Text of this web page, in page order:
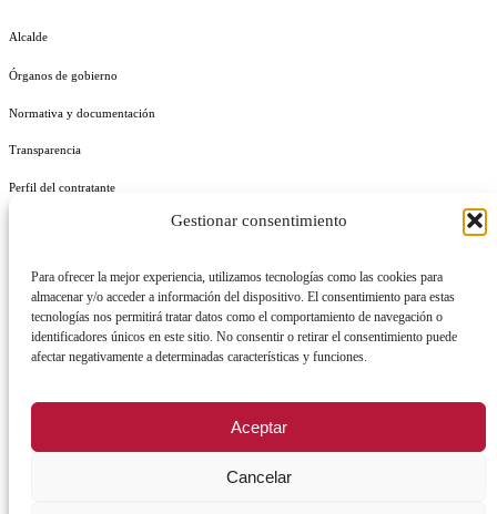
Gestionar consentimiento
Para ofrecer la mejor experiencia, utilizamos tecnologías como las cookies para
almacenar y/o acceder a información del dispositivo. El consentimiento para estas
tecnologías nos permitirá tratar datos como el comportamiento de navegación o
identificadores únicos en este sitio. No consentir o retirar el consentimiento puede
afectar negativamente a determinadas características y funciones.
Aceptar
Cancelar
Alcalde
Órganos de gobierno
Normativa y documentación
Transparencia
Perfil del contratante
REGISTRO DE ACTIVIDADES DE TRATAMIENTO